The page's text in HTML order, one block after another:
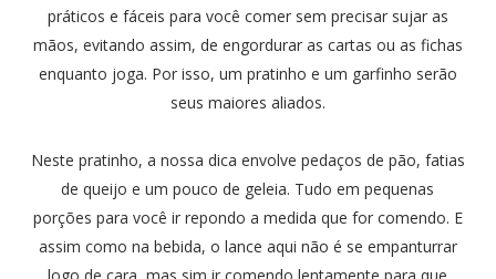
práticos e fáceis para você comer sem precisar sujar as
mãos, evitando assim, de engordurar as cartas ou as fichas
enquanto joga. Por isso, um pratinho e um garfinho serão
seus maiores aliados.
Neste pratinho, a nossa dica envolve pedaços de pão, fatias
de queijo e um pouco de geleia. Tudo em pequenas
porções para você ir repondo a medida que for comendo. E
assim como na bebida, o lance aqui não é se empanturrar